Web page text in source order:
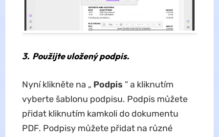
3. Použijte uložený podpis.
Nyní klikněte na „ Podpis “ a kliknutím
vyberte šablonu podpisu. Podpis můžete
přidat kliknutím kamkoli do dokumentu
PDF. Podpisy můžete přidat na různé